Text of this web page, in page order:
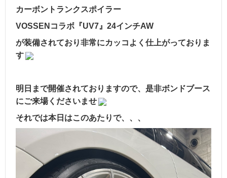
カーボントランクスポイラー
VOSSENコラボ『UV7』24インチAW
が装備されており非常にカッコよく仕上がっておりま
す
明日まで開催されておりますので、是非ボンドブース
にご来場くださいませ
それでは本日はこのあたりで、、、